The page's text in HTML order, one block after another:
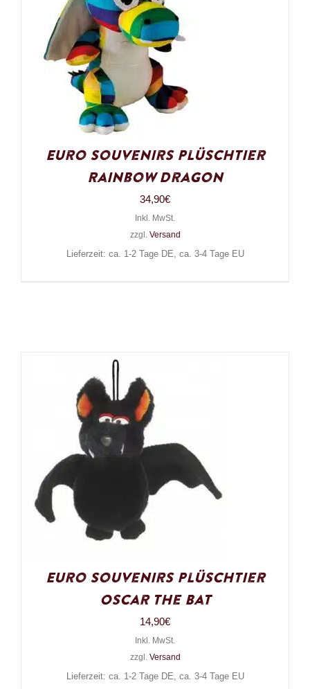
Euro Souvenirs Plüschtier
Rainbow Dragon
34,90€
Inkl. MwSt.
zzgl. Versand
Lieferzeit: ca. 1-2 Tage DE, ca. 3-4 Tage EU
Euro Souvenirs Plüschtier
Oscar the Bat
14,90€
Inkl. MwSt.
zzgl. Versand
Lieferzeit: ca. 1-2 Tage DE, ca. 3-4 Tage EU